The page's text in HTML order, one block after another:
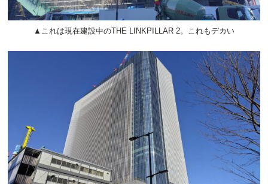
▲これは現在建設中のTHE LINKPILLAR 2。これもデカい